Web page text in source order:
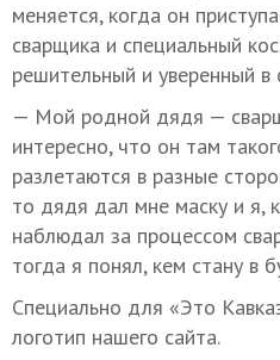
меняется, когда он
сварщика и специальный
решительный и уверенный в
— Мой родной дядя —
интересно, что он там
разлетаются в разные
то дядя дал мне маску и я,
наблюдал за процессом
тогда я понял, кем стану в
Специально для «Это
логотип нашего сайта.